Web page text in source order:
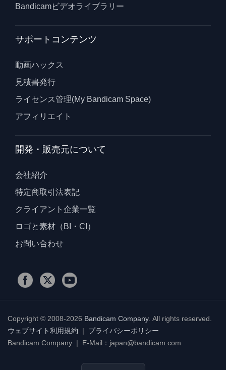
Bandicamビデオライブラリー
サポートコンテンツ
動画ハックス
見積書発行
ライセンス管理(My Bandicam Space)
アフィリエイト
開発・販売元について
会社紹介
特定商取引法表記
クライアント企業一覧
ロゴと素材（BI・CI）
お問い合わせ
Copyright © 2008-2026 Bandicam Company. All rights reserved.
ウェブサイト利用規約 | プライバシーポリシー
Bandicam Company | E-Mail：japan@bandicam.com